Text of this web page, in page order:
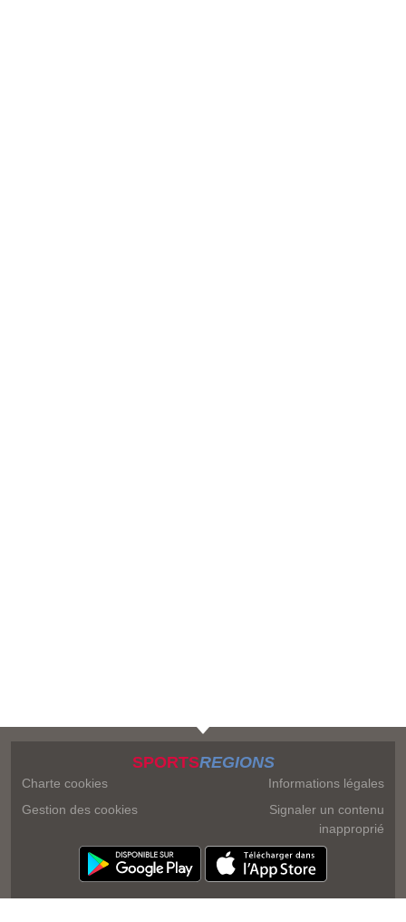
SPORTSREGIONS
Charte cookies
Gestion des cookies
Informations légales
Signaler un contenu
inapproprié